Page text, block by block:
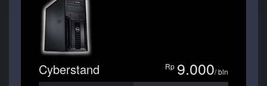
Cyberstand Rp 9.000/ bln